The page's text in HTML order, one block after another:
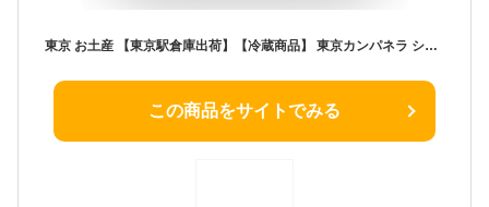
東京 お土産 【東京駅倉庫出荷】【冷蔵商品】 東京カンパネラ ショコラ 10個入 土産 東京みやげ 東京土産 お菓子 スイーツ ラングドシャ チョコクッキー お中元 御中元 お歳暮 御歳暮 ホワイトデー 内祝い お取り寄せ ギフト プレゼント のし不可
この商品をサイトでみる